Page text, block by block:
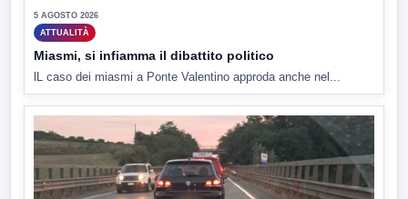
5 AGOSTO 2026
ATTUALITÀ
Miasmi, si infiamma il dibattito politico
lL caso dei miasmi a Ponte Valentino approda anche nel...